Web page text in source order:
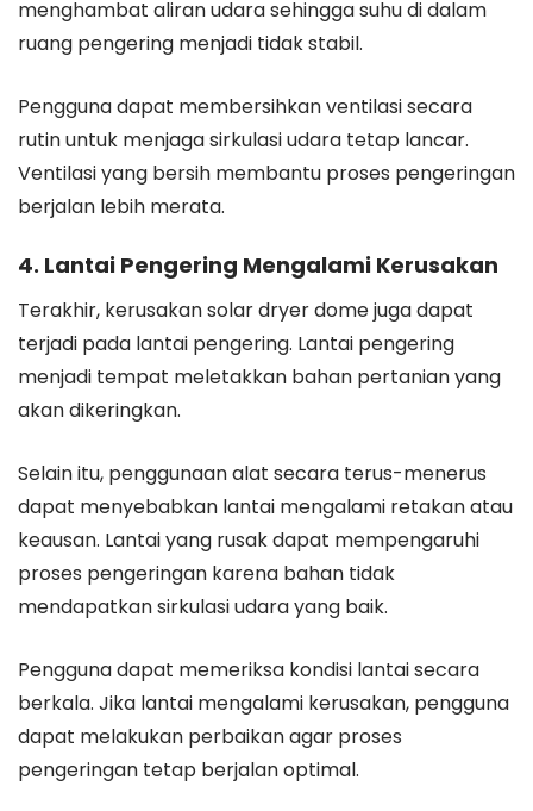
menghambat aliran udara sehingga suhu di dalam
ruang pengering menjadi tidak stabil.
Pengguna dapat membersihkan ventilasi secara
rutin untuk menjaga sirkulasi udara tetap lancar.
Ventilasi yang bersih membantu proses pengeringan
berjalan lebih merata.
4. Lantai Pengering Mengalami Kerusakan
Terakhir, kerusakan solar dryer dome juga dapat
terjadi pada lantai pengering. Lantai pengering
menjadi tempat meletakkan bahan pertanian yang
akan dikeringkan.
Selain itu, penggunaan alat secara terus-menerus
dapat menyebabkan lantai mengalami retakan atau
keausan. Lantai yang rusak dapat mempengaruhi
proses pengeringan karena bahan tidak
mendapatkan sirkulasi udara yang baik.
Pengguna dapat memeriksa kondisi lantai secara
berkala. Jika lantai mengalami kerusakan, pengguna
dapat melakukan perbaikan agar proses
pengeringan tetap berjalan optimal.